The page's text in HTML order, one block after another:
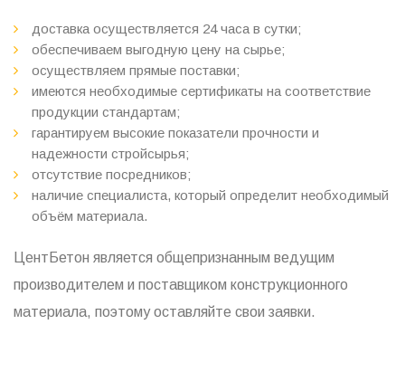
доставка осуществляется 24 часа в сутки;
обеспечиваем выгодную цену на сырье;
осуществляем прямые поставки;
имеются необходимые сертификаты на соответствие
продукции стандартам;
гарантируем высокие показатели прочности и
надежности стройсырья;
отсутствие посредников;
наличие специалиста, который определит необходимый
объём материала.
ЦентБетон является общепризнанным ведущим
производителем и поставщиком конструкционного
материала, поэтому оставляйте свои заявки.